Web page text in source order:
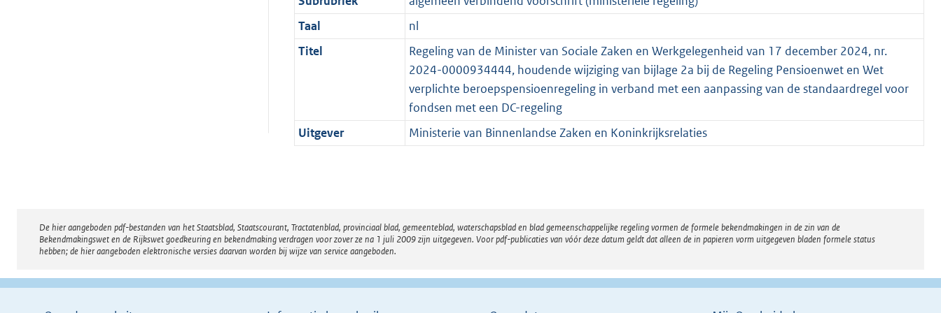
Taal
nl
Titel
Regeling van de Minister van Sociale Zaken en Werkgelegenheid van 17 december 2024, nr.
2024-0000934444, houdende wijziging van bijlage 2a bij de Regeling Pensioenwet en Wet
verplichte beroepspensioenregeling in verband met een aanpassing van de standaardregel voor
fondsen met een DC-regeling
Uitgever
Ministerie van Binnenlandse Zaken en Koninkrijksrelaties
Disclaimer
De hier aangeboden pdf-bestanden van het Staatsblad, Staatscourant, Tractatenblad, provinciaal blad, gemeenteblad, waterschapsblad en blad gemeenschappelijke regeling vormen de formele bekendmakingen in de zin van de
Bekendmakingswet en de Rijkswet goedkeuring en bekendmaking verdragen voor zover ze na 1 juli 2009 zijn uitgegeven. Voor pdf-publicaties van vóór deze datum geldt dat alleen de in papieren vorm uitgegeven bladen formele status
hebben; de hier aangeboden elektronische versies daarvan worden bij wijze van service aangeboden.